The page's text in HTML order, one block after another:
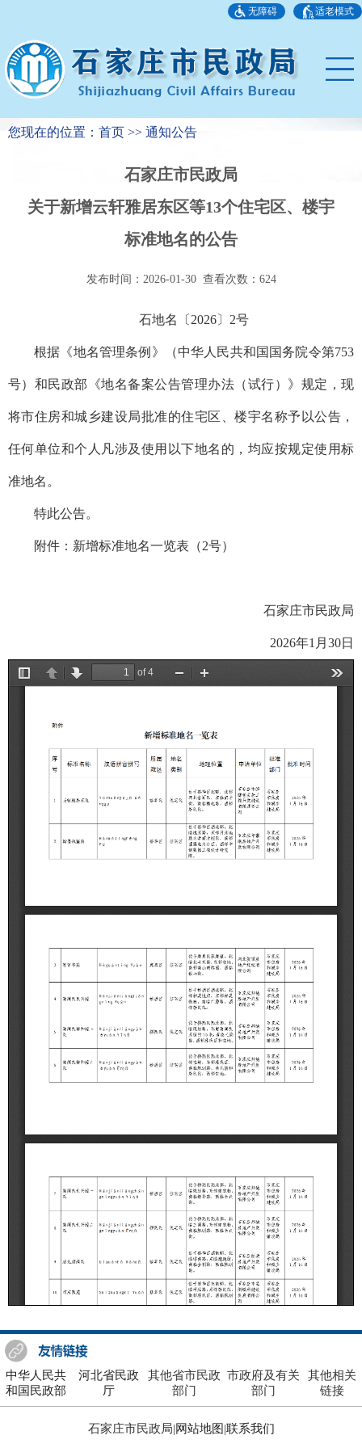
无障碍 适老模式
您现在的位置：首页 >> 通知公告
石家庄市民政局
关于新增云轩雅居东区等13个住宅区、楼宇
标准地名的公告
发布时间：2026-01-30 查看次数： 624
石地名〔2026〕2号
根据《地名管理条例》（中华人民共和国国务院令第753
号）和民政部《地名备案公告管理办法（试行）》规定，现
将市住房和城乡建设局批准的住宅区、楼宇名称予以公告，
任何单位和个人凡涉及使用以下地名的，均应按规定使用标
准地名。
特此公告。
附件： 新增标准地名一览表（2号）
石家庄市民政局
2026年1月30日
中华人民共
和国民政部
河北省民政
厅
其他省市民政
部门
市政府及有关
部门
其他相关
链接
石家庄市民政局|网站地图|联系我们